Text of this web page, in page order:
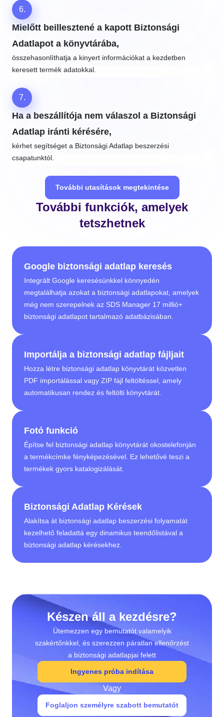
6.
Mielőtt beillesztené a kapott Biztonsági
Adatlapot a könyvtárába,
összehasonlíthatja a kinyert információkat a kezdetben
keresett termék adatokkal.
7.
Ha a beszállítója nem válaszol a Biztonsági
Adatlap iránti kérésére,
kérhet segítséget a Biztonsági Adatlap beszerzési
csapatunktól.
További utasítások megtekintése
További funkciók, amelyek
tetszhetnek
Google biztonsági adatlap keresés
Integrált Google keresésünkkel könnyedén
megtalálhatja azokat a biztonsági adatlapokat, amelyek
még nem szerepelnek az SDS Manager 17 millió+
biztonsági adatlapot tartalmazó adatbázisában.
Importálja a biztonsági adatlap fájljait
Hozza létre biztonsági adatlap könyvtárát közvetlen
PDF importálással vagy ZIP fájl feltöltéssel, amely
automatikusan rendez és feltölti könyvtárát.
Fotó funkció
Építse fel biztonsági adatlap könyvtárát okostelefonján
a termékcímke fényképezésével. Ez lehetővé teszi a
termékek gyors katalogizálását.
Biztonsági Adatlap Kérések
Alakítsa át biztonsági adatlap beszerzési folyamatát
kezelhető feladattá egy dinamikus teendőlistával a
biztonsági adatlap kérésekhez.
Készen áll a kezdésre?
Ütemezzen egy bemutatót valamelyik
szakértőnkkel, és szerezzen páratlan ellenőrzést
a biztonsági adatlapjai felett
Ingyenes próba indítása
Vagy
Foglaljon személyre szabott bemutatót